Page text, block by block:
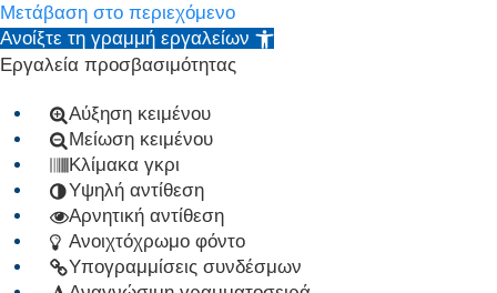
Μετάβαση στο περιεχόμενο
Ανοίξτε τη γραμμή εργαλείων
Εργαλεία προσβασιμότητας
Αύξηση κειμένου
Μείωση κειμένου
Κλίμακα γκρι
Υψηλή αντίθεση
Αρνητική αντίθεση
Ανοιχτόχρωμο φόντο
Υπογραμμίσεις συνδέσμων